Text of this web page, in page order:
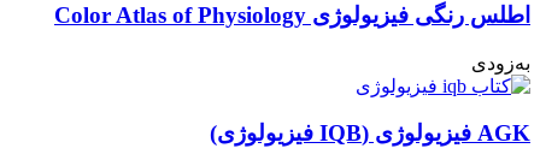
اطلس رنگی فیزیولوژی Color Atlas of Physiology
به‌زودی
AGK فیزیولوژی (IQB فیزیولوژی)